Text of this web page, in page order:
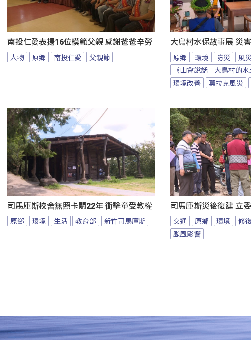
南投仁愛表揚16位模範父親 感謝爸爸辛勞
人物 原鄉 南投仁愛 父親節
大鳥村水保故事展 災
原鄉 環境 防災
風災
《山會說話－大鳥村的水
環境改善
莫拉克風災
司馬庫斯校舍無照卡關22年 衝擊童受教權
原鄉 環境 生活 教育部 新竹司馬庫斯
司馬庫斯災後復建 立
交通 原鄉 環境 修
颱風影響